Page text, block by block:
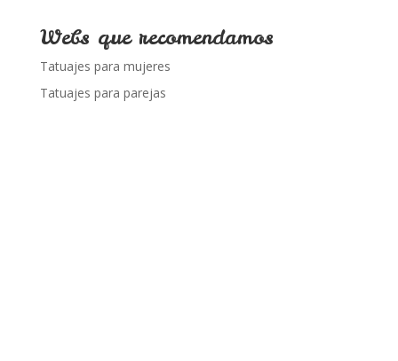
Webs que recomendamos
Tatuajes para mujeres
Tatuajes para parejas